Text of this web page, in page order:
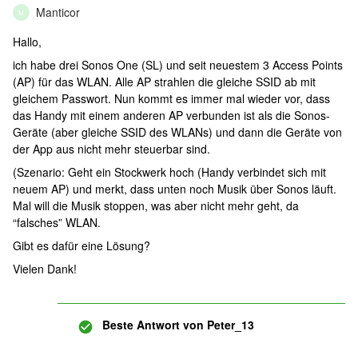
M
Manticor
Hallo,
ich habe drei Sonos One (SL) und seit neuestem 3 Access Points
(AP) für das WLAN. Alle AP strahlen die gleiche SSID ab mit
gleichem Passwort. Nun kommt es immer mal wieder vor, dass
das Handy mit einem anderen AP verbunden ist als die Sonos-
Geräte (aber gleiche SSID des WLANs) und dann die Geräte von
der App aus nicht mehr steuerbar sind.
(Szenario: Geht ein Stockwerk hoch (Handy verbindet sich mit
neuem AP) und merkt, dass unten noch Musik über Sonos läuft.
Mal will die Musik stoppen, was aber nicht mehr geht, da
“falsches” WLAN.
Gibt es dafür eine Lösung?
Vielen Dank!
Beste Antwort von Peter_13